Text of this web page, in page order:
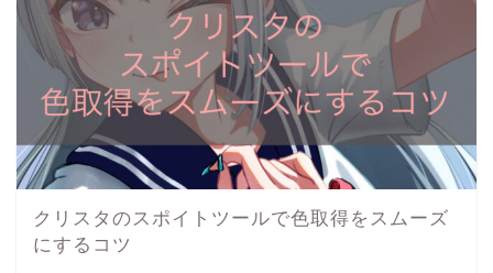
クリスタのスポイトツールで色取得をスムーズ
にするコツ